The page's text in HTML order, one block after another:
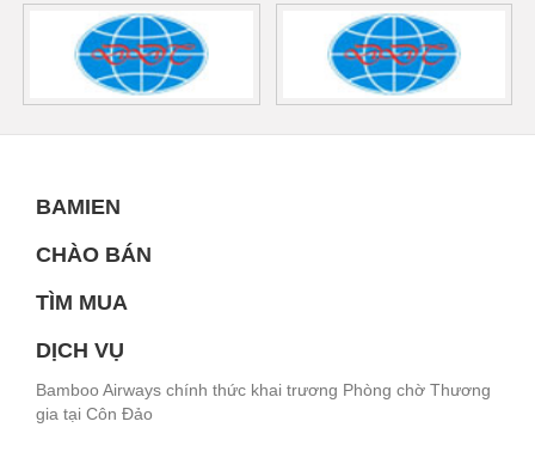
BAMIEN
CHÀO BÁN
TÌM MUA
DỊCH VỤ
Bamboo Airways chính thức khai trương Phòng chờ Thương
gia tại Côn Đảo